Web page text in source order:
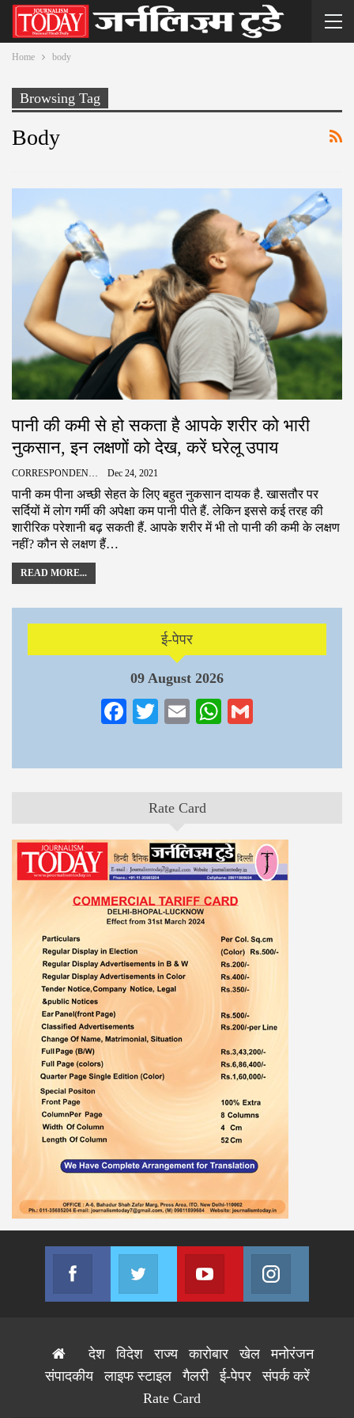
Home body
Browsing Tag
Body
पानी की कमी से हो सकता है आपके शरीर को भारी
नुकसान, इन लक्षणों को देख, करें घरेलू उपाय
CORRESPONDENCE Dec 24, 2021
पानी कम पीना अच्छी सेहत के लिए बहुत नुकसान दायक है. खासतौर पर
सर्दियों में लोग गर्मी की अपेक्षा कम पानी पीते हैं. लेकिन इससे कई तरह की
शारीरिक परेशानी बढ़ सकती हैं. आपके शरीर में भी तो पानी की कमी के लक्षण
नहीं? कौन से लक्षण हैं…
READ MORE...
ई-पेपर
09 August 2026
Facebook
TwitterEmailWhatsApp
Rate Card
Facebook
Join us on Facebook
Twitter
Join us on Twitter
Youtube
Join us on Youtube
देश विदेश राज्य कारोबार खेल
मनोरंजन
संपादकीय
लाइफ स्टाइल गैलरी ई-पेपर
संपर्क करें
Rate Card